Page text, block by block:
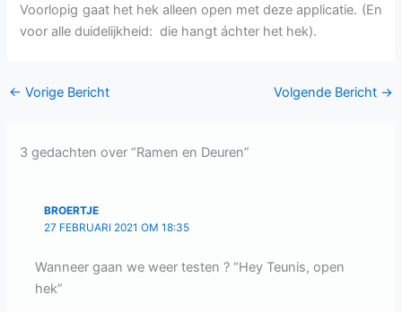
Voorlopig gaat het hek alleen open met deze applicatie. (En
voor alle duidelijkheid: die hangt áchter het hek).
← Vorige Bericht Volgende Bericht →
3 gedachten over “Ramen en Deuren”
BROERTJE
27 FEBRUARI 2021 OM 18:35
Wanneer gaan we weer testen ? “Hey Teunis, open
hek”